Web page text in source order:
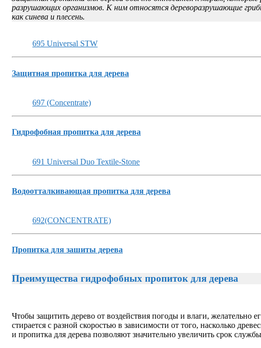
разрушающих организмов. К ним относятся дереворазрушающие
как синева и плесень.
695 Universal STW
Защитная пропитка для дерева
697 (Concentrate)
Гидрофобная пропитка для дерева
691 Universal Duo Textile-Stone
Водоотталкивающая пропитка для дерева
692(CONCENTRATE)
Пропитка для зашиты дерева
Преимущества гидрофобных пропиток для дерева
Чтобы защитить дерево от воздействия погоды и влаги,
стирается с разной скоростью в зависимости от того, насколько
и пропитка для дерева позволяют значительно увеличить срок службы